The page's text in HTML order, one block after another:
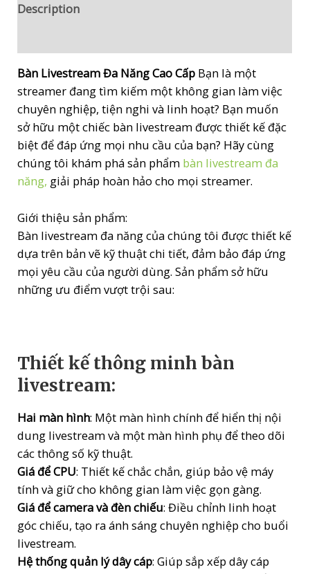
Description
Bàn Livestream Đa Năng Cao Cấp Bạn là một
streamer đang tìm kiếm một không gian làm việc
chuyên nghiệp, tiện nghi và linh hoạt? Bạn muốn
sở hữu một chiếc bàn livestream được thiết kế đặc
biệt để đáp ứng mọi nhu cầu của bạn? Hãy cùng
chúng tôi khám phá sản phẩm bàn livestream đa
năng, giải pháp hoàn hảo cho mọi streamer.
Giới thiệu sản phẩm:
Bàn livestream đa năng của chúng tôi được thiết kế
dựa trên bản vẽ kỹ thuật chi tiết, đảm bảo đáp ứng
mọi yêu cầu của người dùng. Sản phẩm sở hữu
những ưu điểm vượt trội sau:
Thiết kế thông minh bàn
livestream:
Hai màn hình: Một màn hình chính để hiển thị nội
dung livestream và một màn hình phụ để theo dõi
các thông số kỹ thuật.
Giá để CPU: Thiết kế chắc chắn, giúp bảo vệ máy
tính và giữ cho không gian làm việc gọn gàng.
Giá để camera và đèn chiếu: Điều chỉnh linh hoạt
góc chiếu, tạo ra ánh sáng chuyên nghiệp cho buổi
livestream.
Hệ thống quản lý dây cáp: Giúp sắp xếp dây cáp